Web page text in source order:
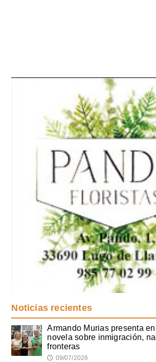
Noticias recientes
Armando Murias presenta
novela sobre inmigración,
fronteras
🕔 09/07/2026